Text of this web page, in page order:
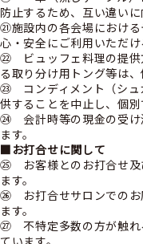
防止するため、互い違い
㉑施設内の各会場におけ
心・安全にご利用いただ
㉒ ビュッフェ料理の提供
る取り分け用トング等は、
㉓ コンディメント（シュ
供することを中止し、個別
㉔ 会計時等の現金の受け
ます。
■お打合せに関して
㉕ お客様とのお打合せ及
ます。
㉖ お打合せサロンでのお
ます。
㉗ 不特定多数の方が触れ
ています。